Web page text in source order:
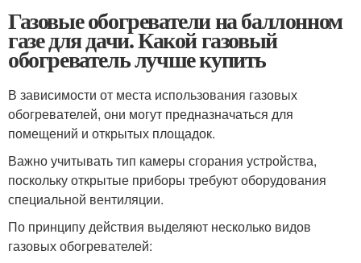
Газовые обогреватели на баллонном
газе для дачи. Какой газовый
обогреватель лучше купить
В зависимости от места использования газовых
обогревателей, они могут предназначаться для
помещений и открытых площадок.
Важно учитывать тип камеры сгорания устройства,
поскольку открытые приборы требуют оборудования
специальной вентиляции.
По принципу действия выделяют несколько видов
газовых обогревателей: